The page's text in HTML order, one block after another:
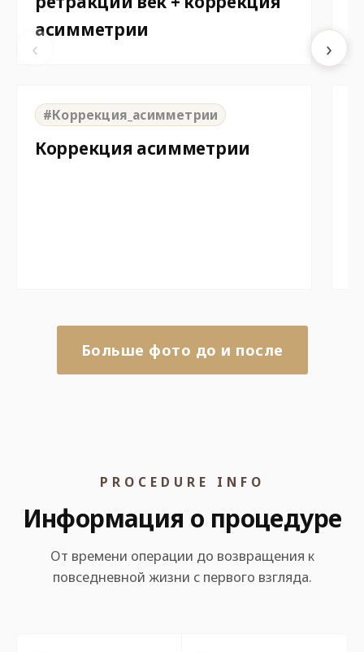
‹ ›
асимметрии
BEFORE
#Коррекция_асимметрии
Коррекция асимметрии
Больше фото до и после
PROCEDURE INFO
Информация о процедуре
От времени операции до возвращения к
повседневной жизни с первого взгляда.